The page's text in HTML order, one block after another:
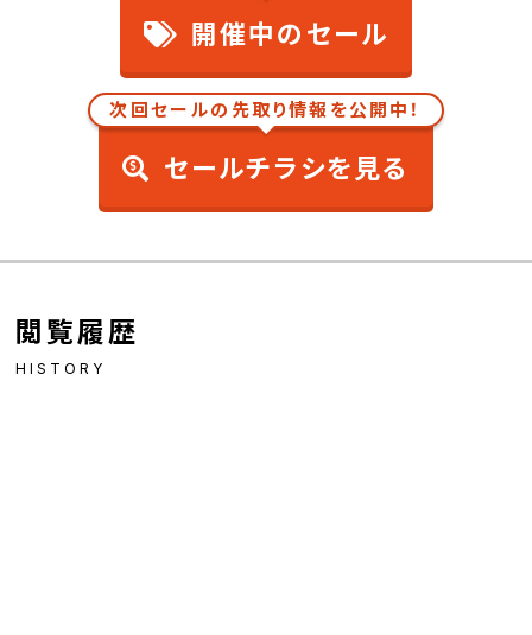
開催中のセール
次回セールの先取り情報を公開中！
セールチラシを見る
閲覧履歴
HISTORY